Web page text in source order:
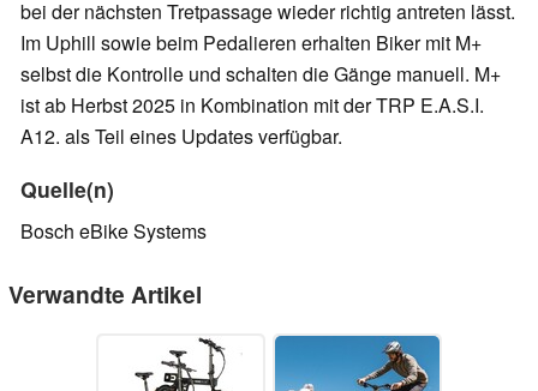
bei der nächsten Tretpassage wieder richtig antreten lässt.
Im Uphill sowie beim Pedalieren erhalten Biker mit M+
selbst die Kontrolle und schalten die Gänge manuell. M+
ist ab Herbst 2025 in Kombination mit der TRP E.A.S.I.
A12. als Teil eines Updates verfügbar.
Quelle(n)
Bosch eBike Systems
Verwandte Artikel